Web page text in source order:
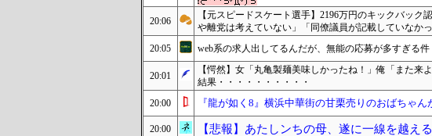
20:06
【元スピードスケート選手】2196万円のキックバッ
や離党は考えていない」「同僚議員が記載していなか
20:05 web系の求人出してるんだが、無能の応募が多すぎる件
20:01
【愕然】女「丸亀製麺美味しかったね！」俺「また
結果・・・・・・・・・・
20:00 『龍が如く8』横浜中華街の甘栗売りのおばちゃ
20:00 【悲報】あたしンちの母、遂に一線を越え